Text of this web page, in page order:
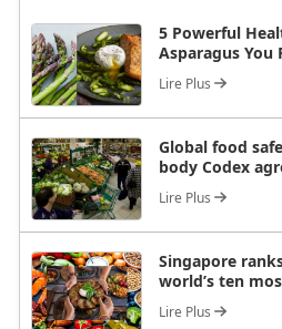
5 Powerful
Asparagus You
Lire Plus
Global food
body Codex
Lire Plus
Singapore
world’s ten
Lire Plus